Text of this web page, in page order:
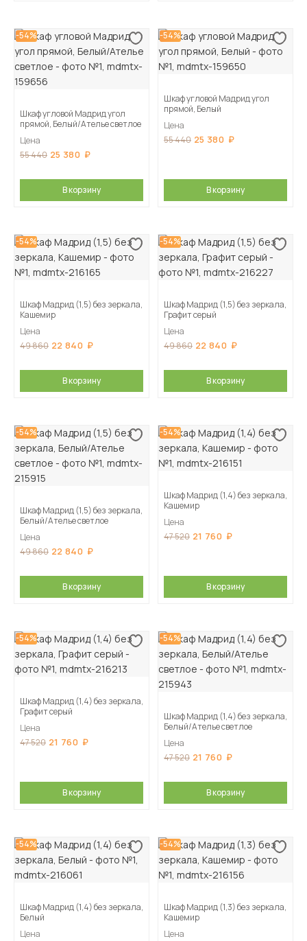
-54%
Шкаф угловой Мадрид угол
прямой, Белый/Ателье светлое
Цена
55 440 25 380
В корзину
-54%
Шкаф угловой Мадрид угол
прямой, Белый
Цена
55 440 25 380
В корзину
-54%
Шкаф Мадрид (1,5) без зеркала,
Кашемир
Цена
49 860 22 840
В корзину
-54%
Шкаф Мадрид (1,5) без зеркала,
Графит серый
Цена
49 860 22 840
В корзину
-54%
Шкаф Мадрид (1,5) без зеркала,
Белый/Ателье светлое
Цена
49 860 22 840
В корзину
-54%
Шкаф Мадрид (1,4) без зеркала,
Кашемир
Цена
47 520 21 760
В корзину
-54%
Шкаф Мадрид (1,4) без зеркала,
Графит серый
Цена
47 520 21 760
В корзину
-54%
Шкаф Мадрид (1,4) без зеркала,
Белый/Ателье светлое
Цена
47 520 21 760
В корзину
-54%
Шкаф Мадрид (1,4) без зеркала,
Белый
Цена
-54%
Шкаф Мадрид (1,3) без зеркала,
Кашемир
Цена